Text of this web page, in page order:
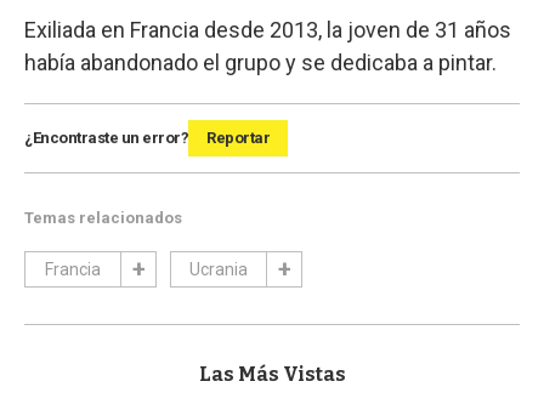
Exiliada en Francia desde 2013, la joven de 31 años
había abandonado el grupo y se dedicaba a pintar.
¿Encontraste un error? Reportar
Temas relacionados
Francia Ucrania
Las Más Vistas